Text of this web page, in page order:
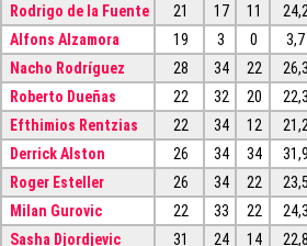
Rodrigo de la Fuente
21 17 11
Alfons Alzamora
19 3 0 3,7
Nacho Rodríguez
28 34 22 26,3
Roberto Dueñas
22 32 20 22,3
Efthimios Rentzias
22 34 12
Derrick Alston
26 34 34 31,9
Roger Esteller
26 34 22 23,5
Milan Gurovic
22 33 22 24,3
Sasha Djordjevic
31 24 14 22,8